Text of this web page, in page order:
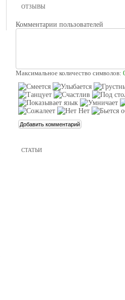
ОТЗЫВЫ
Комментарии пользователей
Максимальное количество символов:
СТАТЬИ